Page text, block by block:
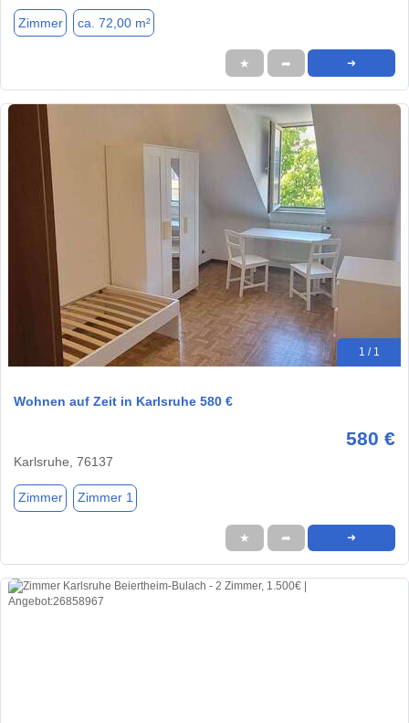
Zimmer ca. 72,00 m²
★ ➦ ➜
1 / 1
Wohnen auf Zeit in Karlsruhe 580 €
580 €
Karlsruhe, 76137
Zimmer Zimmer 1
★ ➦ ➜